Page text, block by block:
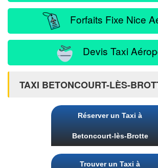
Forfaits Fixe Nice
Devis Taxi
TAXI BETONCOURT-LÈS-
Réserver un Taxi à
Betoncourt-lès-Brotte
Trouver un Taxi à